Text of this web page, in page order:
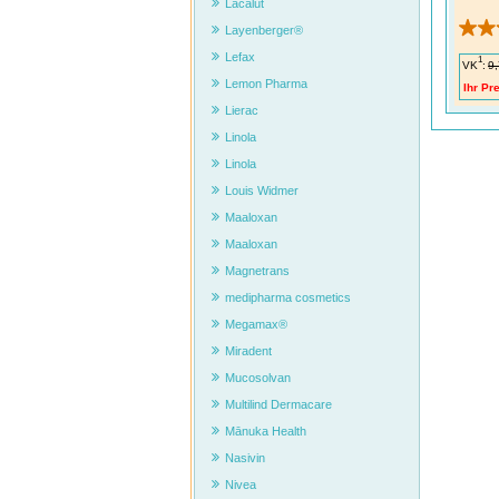
VK
1
:
Ihr
Lacalut
Layenberger®
Lefax
Lemon Pharma
Lierac
Linola
Linola
Louis Widmer
Maaloxan
Maaloxan
Magnetrans
medipharma cosmetics
Megamax®
Miradent
Mucosolvan
Multilind Dermacare
Mānuka Health
Nasivin
Nivea